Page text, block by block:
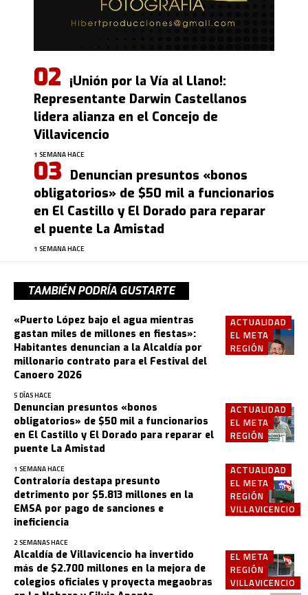
¡Unión por la Vía al Llano!:
Representante Darwin Castellanos
lidera alianza en el Concejo de
Villavicencio
1 SEMANA HACE
Denuncian presuntos «bonos
obligatorios» de $50 mil a funcionarios
en El Castillo y El Dorado para reparar
el puente La Amistad
1 SEMANA HACE
TAMBIÉN PODRÍA GUSTARTE
ACTUALIDAD
EL META
REGIÓN
«Puerto López bajo el agua mientras
gastan miles de millones en fiestas»:
Habitantes denuncian a la Alcaldía por
millonario contrato para el Festival del
Canoero 2026
5 DÍAS HACE
ACTUALIDAD
EL META
REGIÓN
Denuncian presuntos «bonos
obligatorios» de $50 mil a funcionarios
en El Castillo y El Dorado para reparar el
puente La Amistad
1 SEMANA HACE
ACTUALIDAD
EL META
REGIÓN
VILLAVICENCIO
Contraloría destapa presunto
detrimento por $5.813 millones en la
EMSA por pago de sanciones e
ineficiencia
2 SEMANAS HACE
EL META
REGIÓN
VILLAVICENCIO
Alcaldía de Villavicencio ha invertido
más de $2.700 millones en la mejora de
colegios oficiales y proyecta megaobras